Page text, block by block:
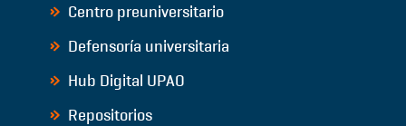
Centro preuniversitario
Defensoría universitaria
Hub Digital UPAO
Repositorios